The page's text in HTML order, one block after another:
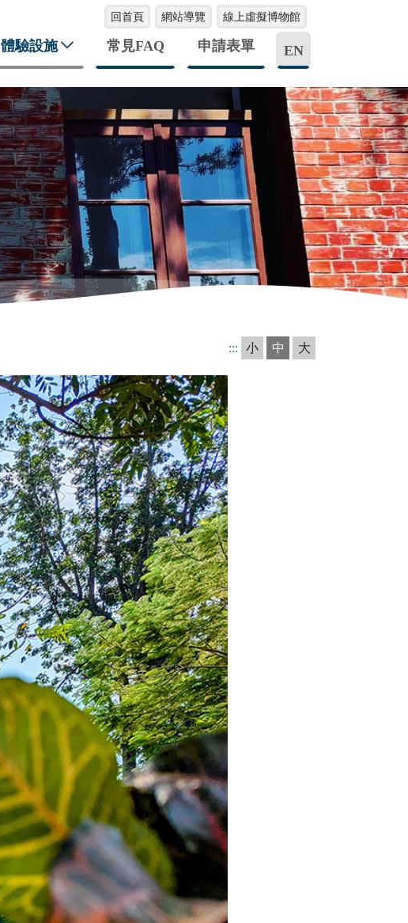
回首頁 網站導覽 線上虛擬博物館
體驗設施 常見FAQ 申請表單 EN
::: 小 中 大